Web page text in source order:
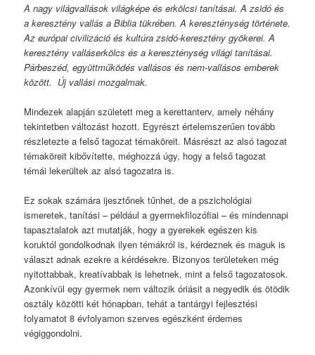
A nagy világvallások világképe és erkölcsi tanításai. A zsidó és
a keresztény vallás a Biblia tükrében. A kereszténység története.
Az európai civilizáció és kultúra zsidó-keresztény gyökerei. A
keresztény valláserkölcs és a kereszténység világi tanításai.
Párbeszéd, együttműködés vallásos és nem-vallásos emberek
között. Új vallási mozgalmak.
Mindezek alapján született meg a kerettanterv, amely néhány
tekintetben változást hozott. Egyrészt értelemszerűen tovább
részletezte a felső tagozat témaköreit. Másrészt az alsó tagozat
témaköreit kibővítette, méghozzá úgy, hogy a felső tagozat
témái lekerültek az alsó tagozatra is.
Ez sokak számára ijesztőnek tűnhet, de a pszichológiai
ismeretek, tanítási – például a gyermekfilozófiai – és mindennapi
tapasztalatok azt mutatják, hogy a gyerekek egészen kis
koruktól gondolkodnak ilyen témákról is, kérdeznek és maguk is
választ adnak ezekre a kérdésekre. Bizonyos területeken még
nyitottabbak, kreatívabbak is lehetnek, mint a felső tagozatosok.
Azonkívül egy gyermek nem változik óriásit a negyedik és ötödik
osztály közötti két hónapban, tehát a tantárgyi fejlesztési
folyamatot 8 évfolyamon szerves egészként érdemes
végiggondolni.